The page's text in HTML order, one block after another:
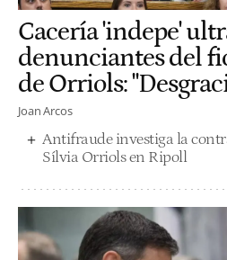
Cacería 'indepe'
denunciantes del
de Orriols:
Joan Arcos
Antifraude investiga la
Sílvia Orriols en Ripoll